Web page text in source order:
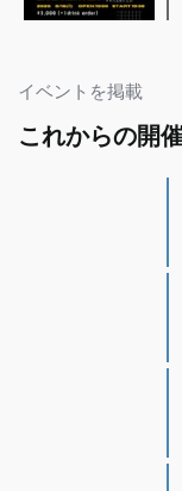
イベントを掲載
これからの開